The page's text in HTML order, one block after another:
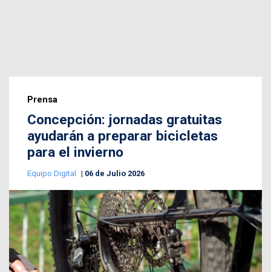
Prensa
Concepción: jornadas gratuitas
ayudarán a preparar bicicletas
para el invierno
Equipo Digital 06 de Julio 2026